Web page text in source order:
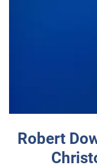
Robert